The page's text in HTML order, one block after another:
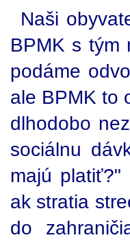
Naši
BPMK s tým
podáme
ale BPMK to
dlhodobo
sociálnu
majú platiť?"
ak stratia
do